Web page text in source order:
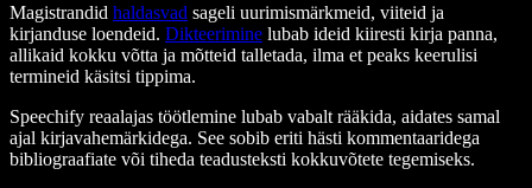
Magistrandid haldasvad sageli uurimismärkmeid, viiteid ja
kirjanduse loendeid. Dikteerimine lubab ideid kiiresti kirja panna,
allikaid kokku võtta ja mõtteid talletada, ilma et peaks keerulisi
termineid käsitsi tippima.
Speechify reaalajas töötlemine lubab vabalt rääkida, aidates samal
ajal kirjavahemärkidega. See sobib eriti hästi kommentaaridega
bibliograafiate või tiheda teadusteksti kokkuvõtete tegemiseks.